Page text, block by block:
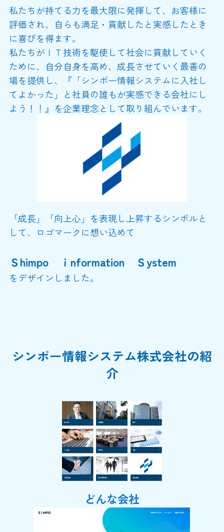
私たちが持てる力を最大限に発揮して、お客様に
評価され、自らも満足・貢献したと実感したとき
に喜びを得ます。
私たちがＩＴ技術を駆使して社会に貢献していく
ために、自分自身を高め、成長させていく最善の
場を提供し、『「シンポー情報システムに入社し
てよかった」と社員の誰もが実感できる会社にし
よう！！』を企業理念として取り組んでいます。
「成長」「向上心」を表現し上昇するシンボルと
して、ロゴマークに想い込めて
Ｓhimpo ｉnformation Ｓystem
をデザインしました。
シンポー情報システム株式会社の紹
介
どんな会社